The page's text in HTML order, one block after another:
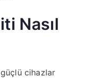
Nasıl
cihazlar